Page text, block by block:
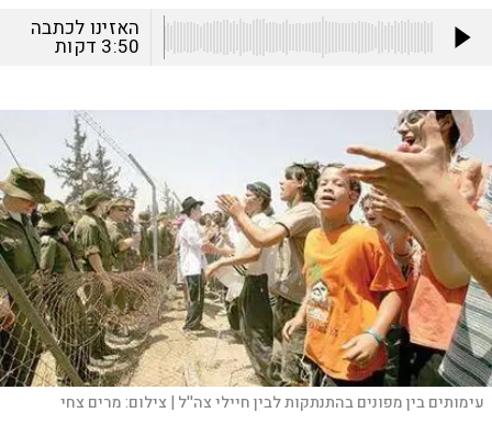
האזינו לכתבה
3:50 דקות
עימותים בין מפונים בהתנתקות לבין חיילי צה''ל | צילום:מרים צחי